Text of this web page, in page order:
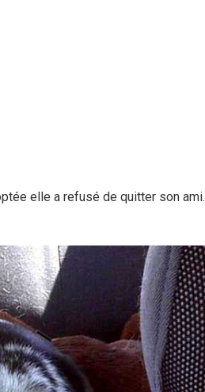
elle a refusé de quitter son ami.